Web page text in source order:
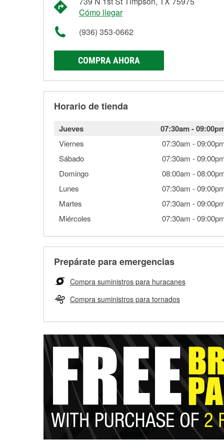
Cómo llegar
(936) 353-0662
COMPRA AHORA
Horario de tienda
Jueves 07:30am-
Viernes 07:30am -
Sábado
07:30am -
Domingo
08:00am -
Lunes
07:30am -
Martes
07:30am -
Miércoles
07:30am -
Prepárate para emergencias
Compra suministros para huracanes
Compra suministros para tornados